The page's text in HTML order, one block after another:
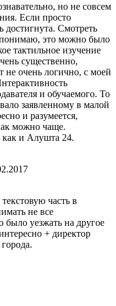
но не совсем
Если просто
достигнута. Смотреть
понимаю, это можно было
тактильное изучение
существенно,
не очень логично, с моей
и обучаемого. То
заявленному в малой
и разумеется,
можно чаще.
как и Алушта 24.
часть в
не все
было уезжать на другое
+ директор